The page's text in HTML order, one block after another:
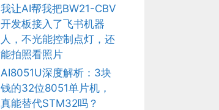
我让AI帮我把BW21-CBV
开发板接入了飞书机器
人，不光能控制点灯，还
能拍照看照片
AI8051U深度解析：3块
钱的32位8051单片机，
真能替代STM32吗？